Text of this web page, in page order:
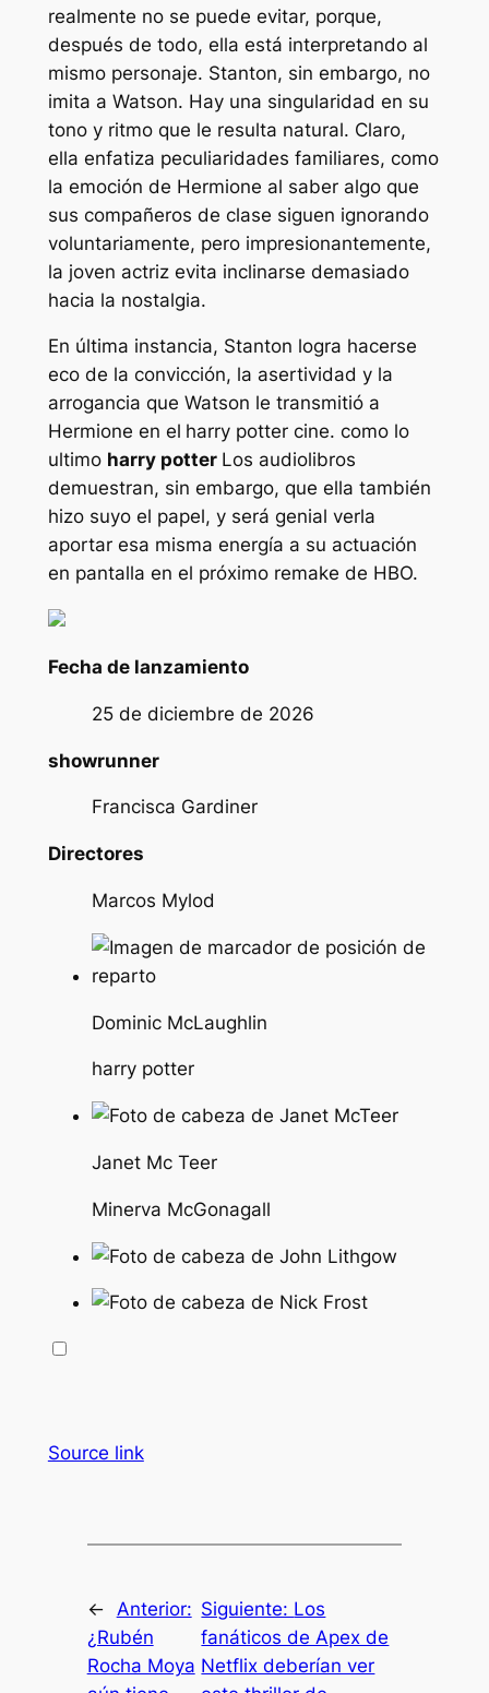
realmente no se puede evitar, porque,
después de todo, ella está interpretando al
mismo personaje. Stanton, sin embargo, no
imita a Watson. Hay una singularidad en su
tono y ritmo que le resulta natural. Claro,
ella enfatiza peculiaridades familiares, como
la emoción de Hermione al saber algo que
sus compañeros de clase siguen ignorando
voluntariamente, pero impresionantemente,
la joven actriz evita inclinarse demasiado
hacia la nostalgia.
En última instancia, Stanton logra hacerse
eco de la convicción, la asertividad y la
arrogancia que Watson le transmitió a
Hermione en el harry pottercine. como lo
ultimo harry potter Los audiolibros
demuestran, sin embargo, que ella también
hizo suyo el papel, y será genial verla
aportar esa misma energía a su actuación
en pantalla en el próximo remake de HBO.
Fecha de lanzamiento
25 de diciembre de 2026
showrunner
Francisca Gardiner
Directores
Marcos Mylod
Dominic McLaughlin
harry potter
Janet Mc Teer
Minerva McGonagall
Source link
←
Anterior:
¿Rubén
Rocha Moya
Siguiente: Los
fanáticos de Apex de
Netflix deberían ver